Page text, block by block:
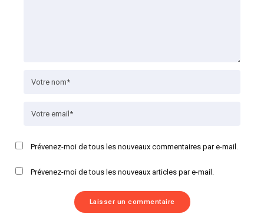
Prévenez-moi de tous les nouveaux commentaires par e-mail.
Prévenez-moi de tous les nouveaux articles par e-mail.